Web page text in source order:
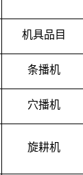
机具品目
条播机
穴播机
旋耕机